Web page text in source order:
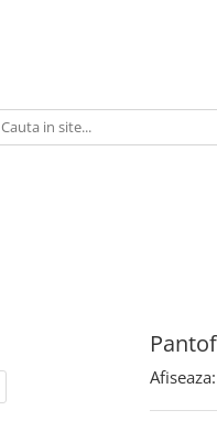
Afiseaza: